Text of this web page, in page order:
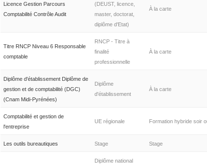
Licence Gestion Parcours
Comptabilité Contrôle Audit
(DEUST, licence,
master, doctorat,
diplôme d'Etat)
À la carte
Titre RNCP Niveau 6 Responsable
comptable
RNCP - Titre à
finalité
professionnelle
À la carte
Diplôme d'établissement Diplôme de
gestion et de comptabilité (DGC)
(Cnam Midi-Pyrénées)
Diplôme
d'établissement
À la carte
Comptabilité et gestion de
l'entreprise
UE régionale Formation hybride soir
Les outils bureautiques Stage Stage
Diplôme national